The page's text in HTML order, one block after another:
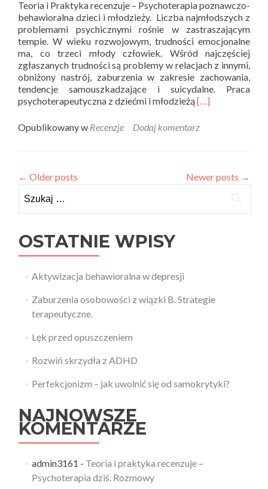
Teoria i Praktyka recenzuje – Psychoterapia poznawczo-
behawioralna dzieci i młodzieży. Liczba najmłodszych z
problemami psychicznymi rośnie w zastraszającym
tempie. W wieku rozwojowym, trudności emocjonalne
ma, co trzeci młody człowiek. Wśród najczęściej
zgłaszanych trudności są problemy w relacjach z innymi,
obniżony nastrój, zaburzenia w zakresie zachowania,
tendencje samouszkadzające i suicydalne. Praca
psychoterapeutyczna z dziećmi i młodzieżąRead
about
recenzuje
-
[…]
Opublikowany w Recenzje Dodaj komentarz
← Older posts Newer posts →
OSTATNIE WPISY
Aktywizacja behawioralna w depresji
Zaburzenia osobowości z wiązki B. Strategie
terapeutyczne.
Lęk przed opuszczeniem
Rozwiń skrzydła z ADHD
Perfekcjonizm – jak uwolnić się od samokrytyki?
NAJNOWSZE
KOMENTARZE
admin3161 - Teoria i praktyka recenzuje –
Psychoterapia dziś. Rozmowy